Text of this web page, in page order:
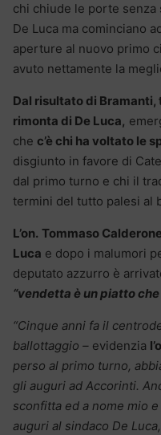
chi chiude le porte senza
De Luca ma cominciano
aperture al nuovo primo
avuto nettamente la
Dal risultato di
rimonta di De Luca,
che c’è chi ha voltato le
disgiunto in favore di
dal primo turno e chi il
termini del tutto palesi al
L’on. Tommaso
Luca e dopo i malumori
deputato azzurro è
“vendetta è un piatto
“Cinque anni fa il
ballottaggio – evidenzia
perso al primo turno,
gli auguri ad Accorinti.
sconfitta ed a nome mio
auguri al sindaco De